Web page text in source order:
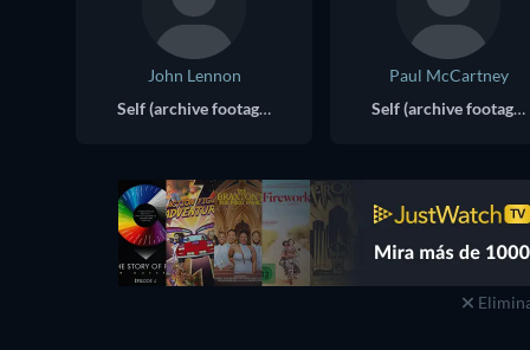
John Lennon
Self (archive footage)
Paul McCartney
Self (archive footage)